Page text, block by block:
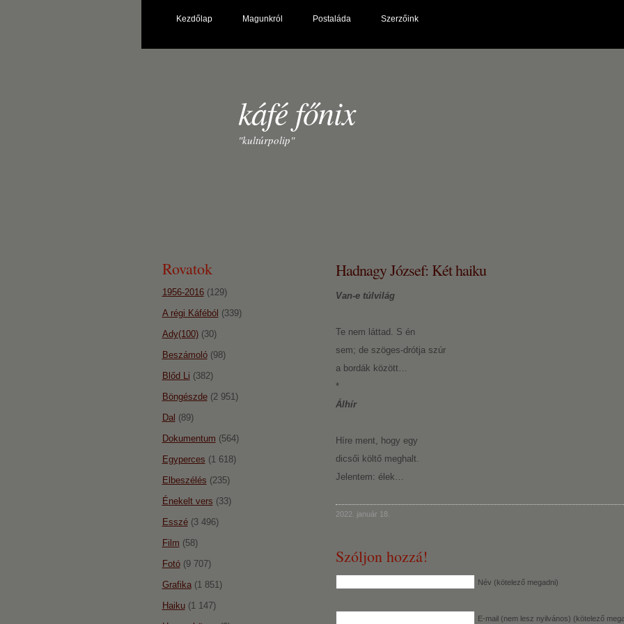
Kezdőlap Magunkról Postaláda Szerzőink
káfé főnix
"kultúrpolip"
Hadnagy József: Két haiku
Van-e túlvilág
Te nem láttad. S én
sem; de szöges-drótja szúr
a bordák között…
*
Álhír
Híre ment, hogy egy
dicsői költő meghalt.
Jelentem: élek…
2022. január 18.
Szóljon hozzá!
Név (kötelező megadni)
E-mail (nem lesz nyilvános) (kötelező
Rovatok
1956-2016(129)
A régi Káféból (339)
Ady(100)(30)
Beszámoló(98)
Blőd Li (382)
Böngészde(2 951)
Dal (89)
Dokumentum (564)
Egyperces (1 618)
Elbeszélés (235)
Énekelt vers (33)
Esszé(3 496)
Film (58)
Fotó(9 707)
Grafika(1 851)
Haiku(1 147)